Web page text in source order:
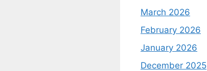
March 2026
February 2026
January 2026
December 2025